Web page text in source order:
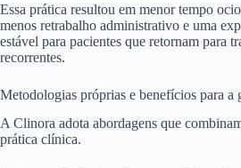
Essa prática resultou em menor tempo
menos retrabalho administrativo e uma
estável para pacientes que retornam para
recorrentes.
Metodologias próprias e benefícios para a
A Clinora adota abordagens que
prática clínica.